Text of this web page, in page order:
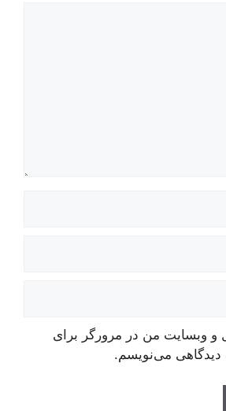
و وبسایت من در مرورگر برای
دیدگاهی می‌نویسم.